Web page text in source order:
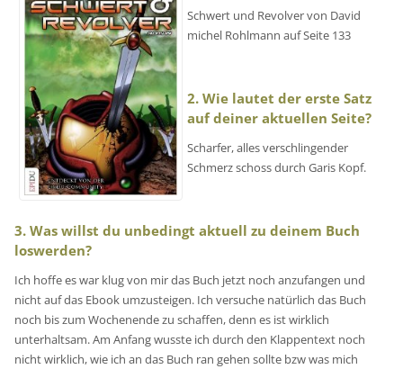
Schwert und Revolver von David
michel Rohlmann auf Seite 133
2. Wie lautet der erste Satz
auf deiner aktuellen Seite?
Scharfer, alles verschlingender
Schmerz schoss durch Garis Kopf.
3. Was willst du unbedingt aktuell zu deinem Buch
loswerden?
Ich hoffe es war klug von mir das Buch jetzt noch anzufangen und
nicht auf das Ebook umzusteigen. Ich versuche natürlich das Buch
noch bis zum Wochenende zu schaffen, denn es ist wirklich
unterhaltsam. Am Anfang wusste ich durch den Klappentext noch
nicht wirklich, wie ich an das Buch ran gehen sollte bzw was mich